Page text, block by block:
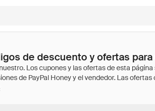
de descuento y ofertas